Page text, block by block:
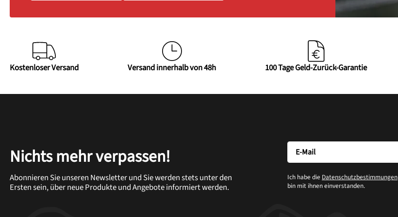
Kostenloser Versand Versand innerhalb von 48h 100 Tage Geld-Zurück-Garantie
Nichts mehr verpassen!
Abonnieren Sie unseren Newsletter und Sie werden stets unter den
Ersten sein, über neue Produkte und Angebote informiert werden.
Ich habe die Datenschutzbestimmungen
bin mit ihnen einverstanden.